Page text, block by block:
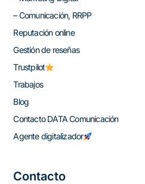
– Comunicación, RRPP
Reputación online
Gestión de reseñas
Trustpilot
Trabajos
Blog
Contacto DATA Comunicación
Agente digitalizador
Contacto